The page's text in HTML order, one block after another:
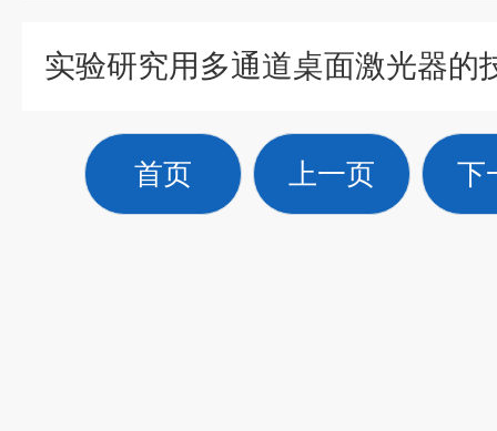
实验研究用多通道桌面激光器的
首页 上一页 下